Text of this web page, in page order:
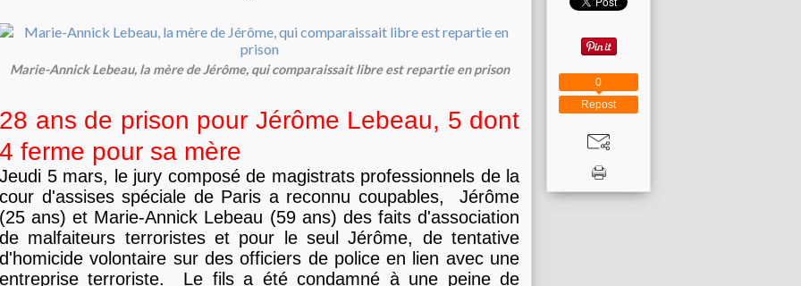
Marie-Annick Lebeau, la mère de Jérôme, qui comparaissait libre est repartie en prison
28 ans de prison pour Jérôme Lebeau, 5 dont
4 ferme pour sa mère
Jeudi 5 mars, le jury composé de magistrats professionnels de la
cour d'assises spéciale de Paris a reconnu coupables, Jérôme
(25 ans) et Marie-Annick Lebeau (59 ans) des faits d'association
de malfaiteurs terroristes et pour le seul Jérôme, de tentative
d'homicide volontaire sur des officiers de police en lien avec une
entreprise terroriste. Le fils a été condamné à une peine de
Repost
0